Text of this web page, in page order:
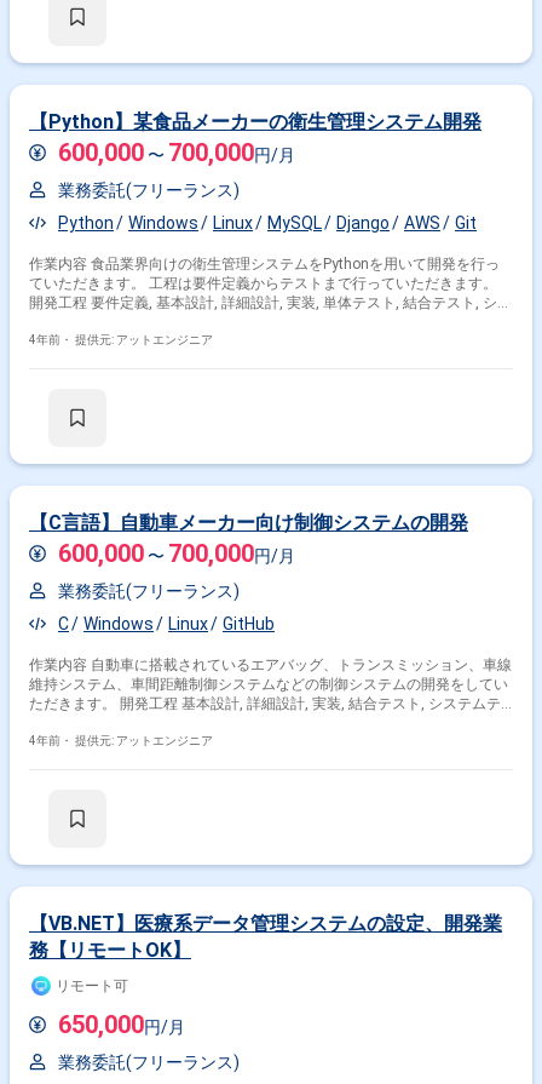
・社内およびチームメンバーとのコミュニケーション 勤務開始時には、プ
としておりますので、お気軽にご相談頂けますと幸いです。 ------------------------
------------------------------------------ ※弊社では、法人、請負いの案件は取り扱っており
ません。
【Python】某食品メーカーの衛生管理システム開発
600,000 〜 700,000円/月
業務委託(フリーランス)
Python
Windows Linux MySQL Django AWS Git
作業内容 食品業界向けの衛生管理システムをPythonを用いて開発を行っ
ていただきます。 工程は要件定義からテストまで行っていただきます。
開発工程 要件定義, 基本設計, 詳細設計, 実装, 単体テスト, 結合テスト, シス
4年前・ 提供元: アットエンジニア
【C言語】自動車メーカー向け制御システムの開発
600,000 〜 700,000円/月
業務委託(フリーランス)
C
Windows Linux GitHub
作業内容 自動車に搭載されているエアバッグ、トランスミッション、車線
維持システム、車間距離制御システムなどの制御システムの開発をしてい
ただきます。 開発工程 基本設計, 詳細設計, 実装, 結合テスト, システムテ
4年前・ 提供元: アットエンジニア
【VB.NET】医療系データ管理システムの設定、開発業
務【リモートOK】
リモート可
650,000円/月
業務委託(フリーランス)